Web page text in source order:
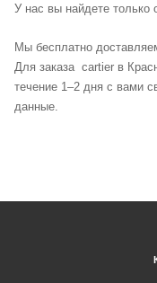
У нас вы найдете только
Мы бесплатно
Для заказа cartier в
течение 1–2 дня с вами
данные.